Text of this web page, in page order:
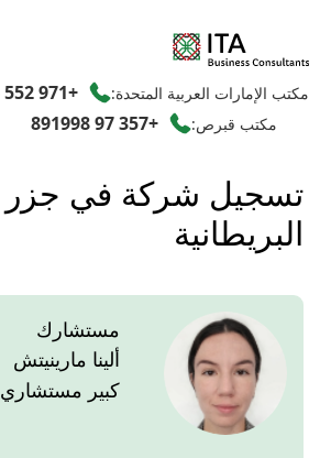
مكتب الإمارات العربية المتحدة: +971 552 55 00 37
مكتب قبرص: +357 97 891998
تسجيل شركة في جزر
البريطانية
مستشارك
ألينا مارينيتش
كبير مستشاري